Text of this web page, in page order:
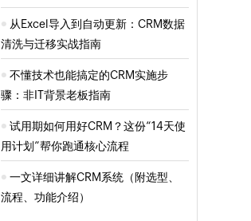
从Excel导入到自动更新：CRM数据
清洗与迁移实战指南
不懂技术也能搞定的CRM实施步
骤：非IT背景老板指南
试用期如何用好CRM？这份“14天使
用计划”帮你跑通核心流程
一文详细讲解CRM系统（附选型、
流程、功能介绍）